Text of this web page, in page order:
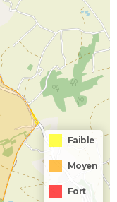
Faible
Moyen
Fort